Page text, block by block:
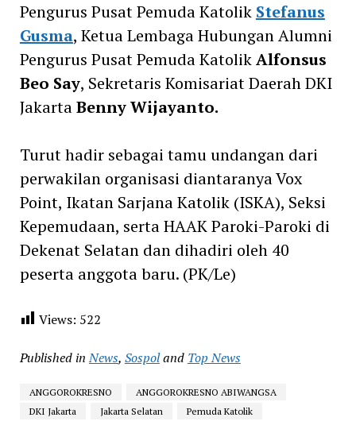
Pengurus Pusat Pemuda Katolik Stefanus
Gusma, Ketua Lembaga Hubungan Alumni
Pengurus Pusat Pemuda KatolikAlfonsus
Beo Say, Sekretaris Komisariat Daerah DKI
JakartaBenny Wijayanto.
Turut hadir sebagai tamu undangan dari
perwakilan organisasi diantaranya Vox
Point, Ikatan Sarjana Katolik (ISKA), Seksi
Kepemudaan, serta HAAK Paroki-Paroki di
Dekenat Selatan dan dihadiri oleh 40
peserta anggota baru. (PK/Le)
Views: 522
Published in News, Sospoland Top News
ANGGOROKRESNO
ANGGOROKRESNO ABIWANGSA
DKI Jakarta
Jakarta Selatan Pemuda Katolik